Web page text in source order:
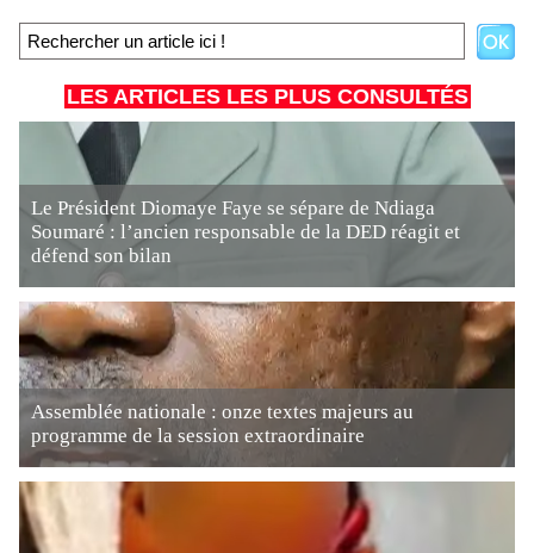
LES ARTICLES LES PLUS CONSULTÉS
Le Président Diomaye Faye se sépare de Ndiaga
Soumaré : l’ancien responsable de la DED réagit et
défend son bilan
Assemblée nationale : onze textes majeurs au
programme de la session extraordinaire